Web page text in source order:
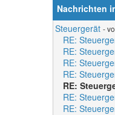
Nachrichten
Steuergerät -
RE:
RE:
RE:
RE:
RE:
RE:
RE: